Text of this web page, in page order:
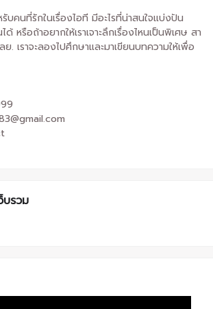
บคนที่รักในเรื่องไอที มีอะไรที่น่าสนใจแบ่งปัน
ด้ หรือถ้าอยากให้เราเจาะลึกเรื่องไหนเป็นพิเศษ สา
ย. เราจะลองไปศึกษาและมาเขียนบทความให้เพื่อ
บรวม